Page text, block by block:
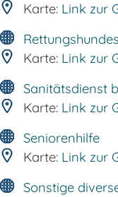
Karte: Link zur
Karte: Link zur
Sanitätsdienst
Karte: Link zur
Seniorenhilfe
Karte: Link zur
Sonstige